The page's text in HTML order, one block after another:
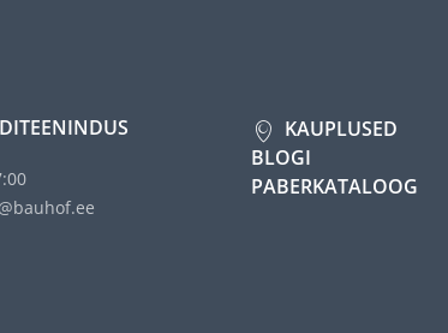
KAUPLUSED
BLOGI
PABERKATALOOG